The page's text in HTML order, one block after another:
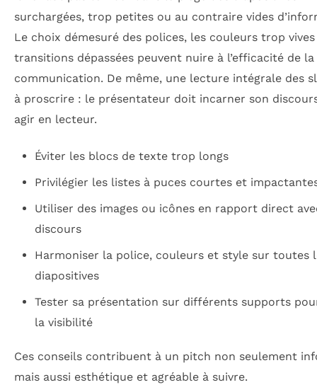
surchargées, trop petites ou au contraire vides
Le choix démesuré des polices, les couleurs trop
transitions dépassées peuvent nuire à l’efficacité de la
communication. De même, une lecture intégrale des
à proscrire : le présentateur doit incarner son
agir en lecteur.
Éviter les blocs de texte trop longs
Privilégier les listes à puces courtes et
Utiliser des images ou icônes en rapport direct
discours
Harmoniser la police, couleurs et style sur toutes
diapositives
Tester sa présentation sur différents supports
la visibilité
Ces conseils contribuent à un pitch non seulement
mais aussi esthétique et agréable à suivre.